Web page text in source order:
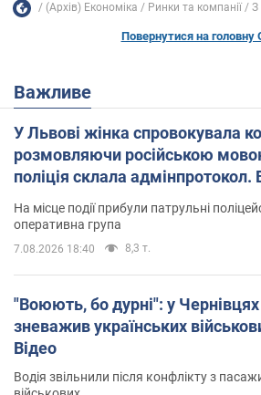
(Архів) Економіка Ринки та компанії З
Повернутися на головну
Важливе
У Львові жінка спровокувала
розмовляючи російською
поліція склала адмінпротокол.
На місце події прибули патрульні
оперативна група
7.08.2026 18:40 8,3 т.
"Воюють, бо дурні": у Чернівцях
зневажив українських
Відео
Водія звільнили після конфлікту з